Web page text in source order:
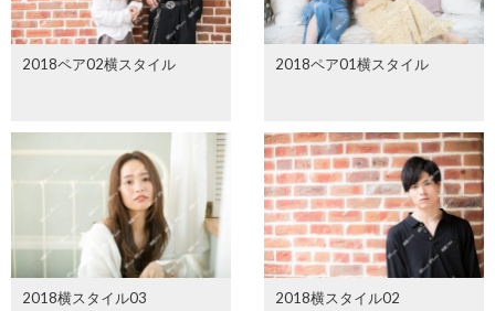
2018ペア02横スタイル 2018ペア01横スタイル
2018横スタイル03 2018横スタイル02